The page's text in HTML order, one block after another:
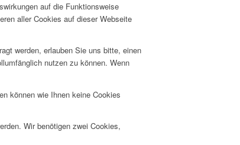
auf die Funktionsweise
aller Cookies auf dieser Webseite
werden, erlauben Sie uns bitte, einen
nutzen zu können. Wenn
können wie Ihnen keine Cookies
Wir benötigen zwei Cookies,